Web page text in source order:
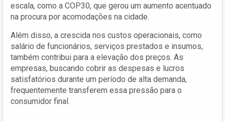
escala, como a COP30, que gerou um aumento acentuado
na procura por acomodações na cidade.
Além disso, a crescida nos custos operacionais, como
salário de funcionários, serviços prestados e insumos,
também contribui para a elevação dos preços. As
empresas, buscando cobrir as despesas e lucros
satisfatórios durante um período de alta demanda,
frequentemente transferem essa pressão para o
consumidor final.